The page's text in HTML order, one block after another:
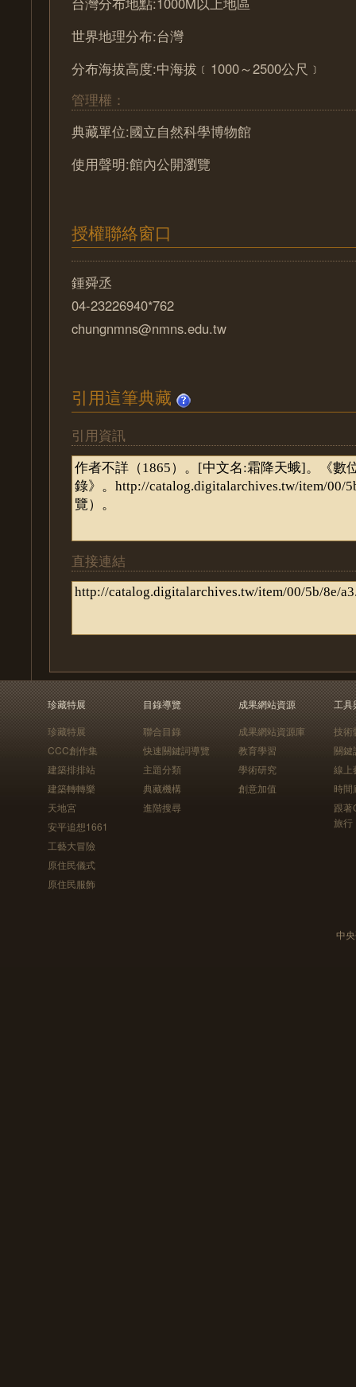
世界地理分布:台灣
分布海拔高度:中海拔﹝1000～2500公尺﹞
管理權：
典藏單位:國立自然科學博物館
使用聲明:館內公開瀏覽
授權聯絡窗口
鍾舜丞
04-23226940*762
chungnmns@nmns.edu.tw
引用這筆典藏
引用資訊
直接連結
珍藏特展
珍藏特展
CCC創作集
建築排排站
建築轉轉樂
天地宮
安平追想1661
工藝大冒險
原住民儀式
原住民服飾
目錄導覽
聯合目錄
快速關鍵詞導覽
主題分類
典藏機構
進階搜尋
成果網站資源
成果網站資源庫
教育學習
學術研究
創意加值
工具
技術
關鍵
線上
時間
跟
旅行
中